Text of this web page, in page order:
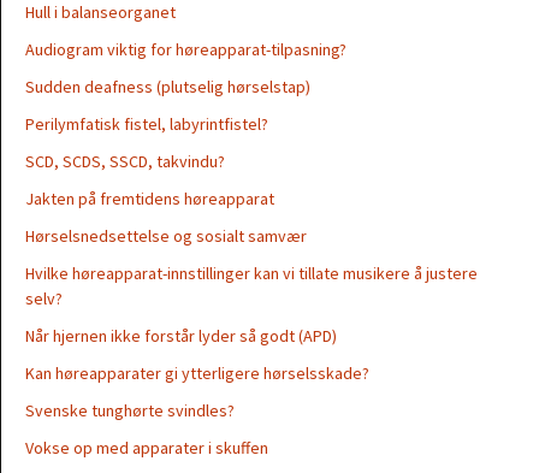
Hull i balanseorganet
Audiogram viktig for høreapparat-tilpasning?
Sudden deafness (plutselig hørselstap)
Perilymfatisk fistel, labyrintfistel?
SCD, SCDS, SSCD, takvindu?
Jakten på fremtidens høreapparat
Hørselsnedsettelse og sosialt samvær
Hvilke høreapparat-innstillinger kan vi tillate musikere å justere
selv?
Når hjernen ikke forstår lyder så godt (APD)
Kan høreapparater gi ytterligere hørselsskade?
Svenske tunghørte svindles?
Vokse op med apparater i skuffen